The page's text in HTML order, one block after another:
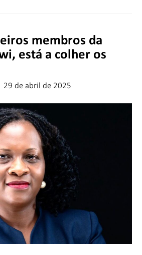
membros da
está a colher os
29 de abril de 2025